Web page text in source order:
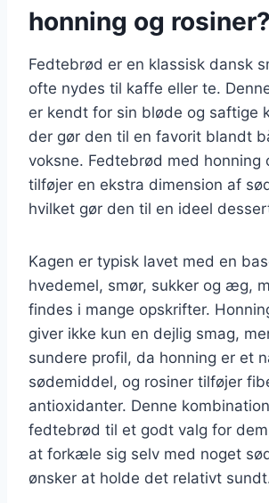
honning og rosiner?
Fedtebrød er en klassisk dansk
ofte nydes til kaffe eller te.
er kendt for sin bløde og saftige
der gør den til en favorit blandt
voksne. Fedtebrød med honning
tilføjer en ekstra dimension af
hvilket gør den til en ideel
Kagen er typisk lavet med en
hvedemel, smør, sukker og æg,
findes i mange opskrifter.
giver ikke kun en dejlig smag,
sundere profil, da honning er et
sødemiddel, og rosiner tilføjer
antioxidanter. Denne
fedtebrød til et godt valg for
at forkæle sig selv med noget
ønsker at holde det relativt